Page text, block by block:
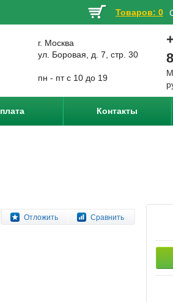
Товаров: 0
г. Москва
ул. Боровая, д. 7, стр. 30
пн - пт с 10 до 19
Контакты
Отложить Сравнить